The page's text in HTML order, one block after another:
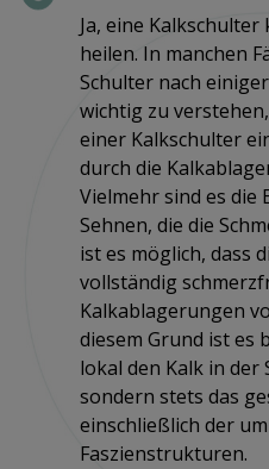
Ja, eine
heilen. In manchen
Schulter nach
wichtig zu
einer Kalkschulter
durch die
Vielmehr sind es
Sehnen, die die
ist es möglich, dass
vollständig
Kalkablagerungen
diesem Grund ist es
lokal den Kalk in der
sondern stets das
einschließlich der
Faszienstrukturen.